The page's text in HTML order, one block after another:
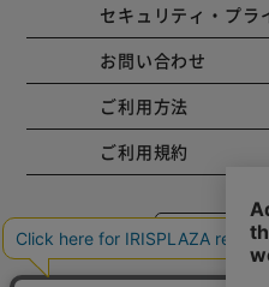
セキュリティ・プラ
お問い合わせ
ご利用方法
ご利用規約
コーポレ